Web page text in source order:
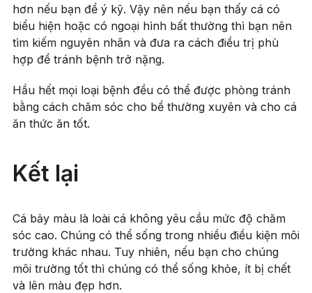
hơn nếu bạn để ý kỹ. Vậy nên nếu bạn thấy cá có
biểu hiện hoặc có ngoại hình bất thường thì bạn nên
tìm kiếm nguyên nhân và đưa ra cách điều trị phù
hợp để tránh bệnh trở nặng.
Hầu hết mọi loại bệnh đều có thể được phòng tránh
bằng cách chăm sóc cho bể thường xuyên và cho cá
ăn thức ăn tốt.
Kết lại
Cá bảy màu là loài cá không yêu cầu mức độ chăm
sóc cao. Chúng có thể sống trong nhiều điều kiện môi
trường khác nhau. Tuy nhiên, nếu bạn cho chúng
môi trường tốt thì chúng có thể sống khỏe, ít bị chết
và lên màu đẹp hơn.